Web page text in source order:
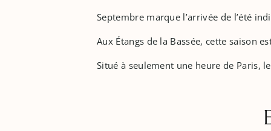
Septembre marque l’arrivée de l’été
Aux Étangs de la Bassée, cette saison
Situé à seulement une heure de Paris,